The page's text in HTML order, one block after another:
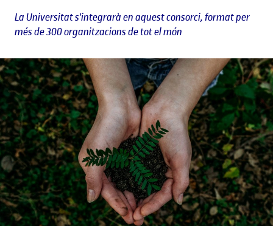
La Universitat s'integrarà en aquest consorci, format per
més de 300 organitzacions de tot el món